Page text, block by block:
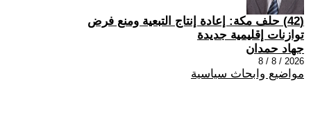
(42) حلف مكة: إعادة إنتاج التبعية ومنع فرض
توازنات إقليمية جديدة
جهاد حمدان
2026 / 8 / 8
مواضيع وابحاث سياسية